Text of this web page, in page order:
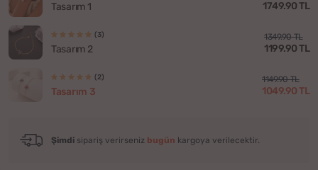
Tasarım 1 1749.90 TL
(3)
Tasarım 2
1349.90 TL
1199.90 TL
(2)
Tasarım 3
1149.90 TL
1049.90 TL
Şimdi sipariş verirseniz bugün kargoya verilecektir.